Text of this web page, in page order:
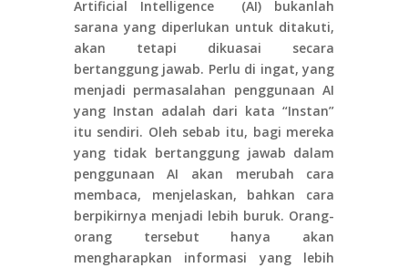
Artificial Intelligence (AI) bukanlah
sarana yang diperlukan untuk ditakuti,
akan tetapi dikuasai secara
bertanggung jawab. Perlu di ingat, yang
menjadi permasalahan penggunaan AI
yang Instan adalah dari kata “Instan”
itu sendiri. Oleh sebab itu, bagi mereka
yang tidak bertanggung jawab dalam
penggunaan AI akan merubah cara
membaca, menjelaskan, bahkan cara
berpikirnya menjadi lebih buruk. Orang-
orang tersebut hanya akan
mengharapkan informasi yang lebih